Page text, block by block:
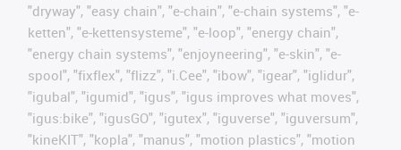
"dryway", "easy chain", "e-chain", "e-chain systems", "e-
ketten", "e-kettensysteme", "e-loop", "energy chain",
"energy chain systems", "enjoyneering", "e-skin", "e-
spool", "fixflex", "flizz", "i.Cee", "ibow", "igear", "iglidur",
"igubal", "igumid", "igus", "igus improves what moves",
"igus:bike", "igusGO", "igutex", "iguverse", "iguversum",
"kineKIT", "kopla", "manus", "motion plastics", "motion